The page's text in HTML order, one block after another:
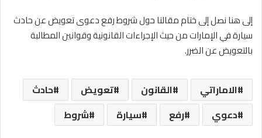
إلى هنا نصل إلى ختام مقالنا حول شروط رفع دعوى تعويض عن حادث
سيارة في الإمارات من حيث الإجراءات القانونية وقوانين المطالبة
بالتعويض عن الضرر.
الاماراتي القانون تعويض
حادث
دعوي
رفع سيارة شروط